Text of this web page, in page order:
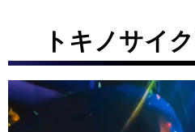
トキノサイ